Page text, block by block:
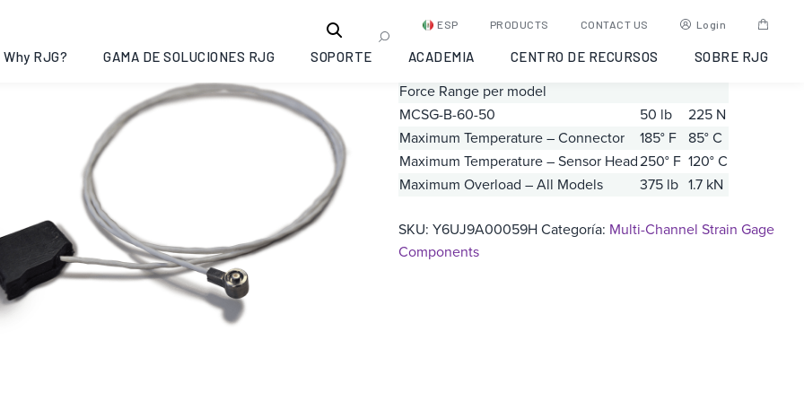
ESP PRODUCTS CONTACT US Login
Why RJG? GAMA DE SOLUCIONES RJG SOPORTE ACADEMIA CENTRO DE RECURSOS SOBRE RJG
MCSG-50
Sensor English
S.I.
Force Range per model
MCSG-B-60-50
50 lb
225 N
Maximum Temperature – Connector
185° F
85° C
Maximum Temperature – Sensor Head250° F 120° C
Maximum Overload – All Models
375 lb 1.7 kN
SKU:Y6UJ9A00059HCategoría: Multi-Channel Strain Gage
Components